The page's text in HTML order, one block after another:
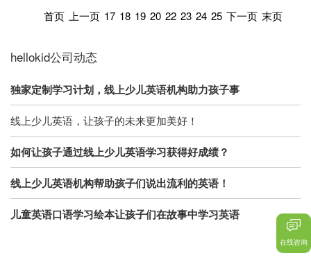
首页 上一页 17 18 19 20 22 23 24 25 下一页 末页
hellokid公司动态
独家定制学习计划，线上少儿英语机构助力孩子事
线上少儿英语，让孩子的未来更加美好！
如何让孩子通过线上少儿英语学习获得好成绩？
线上少儿英语机构帮助孩子们说出流利的英语！
儿童英语口语学习绘本让孩子们在故事中学习英语
在线咨询